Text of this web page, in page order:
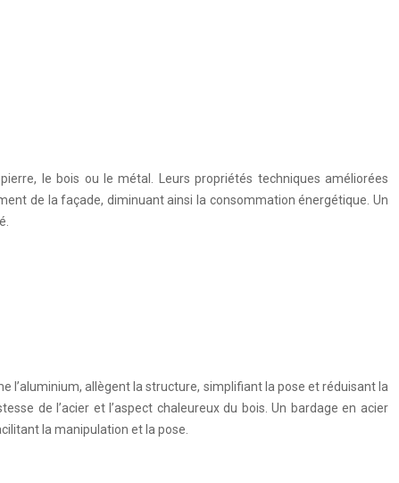
le bois ou le métal. Leurs propriétés techniques améliorées
de la façade, diminuant ainsi la consommation énergétique. Un
l’aluminium, allègent la structure, simplifiant la pose et réduisant la
de l’acier et l’aspect chaleureux du bois. Un bardage en acier
la manipulation et la pose.